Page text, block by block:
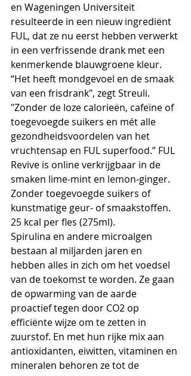
en Wageningen Universiteit
resulteerde in een nieuw ingrediënt
FUL, dat ze nu eerst hebben verwerkt
in een verfrissende drank met een
kenmerkende blauwgroene kleur.
“Het heeft mondgevoel en de smaak
van een frisdrank", zegt Streuli.
"Zonder de loze calorieën, cafeïne of
toegevoegde suikers en mét alle
gezondheidsvoordelen van het
vruchtensap en FUL superfood.” FUL
Revive is online verkrijgbaar in de
smaken lime-mint en lemon-ginger.
Zonder toegevoegde suikers of
kunstmatige geur- of smaakstoffen.
25 kcal per fles (275ml).
Spirulina en andere microalgen
bestaan al miljarden jaren en
hebben alles in zich om het voedsel
van de toekomst te worden. Ze gaan
de opwarming van de aarde
proactief tegen door CO2 op
efficiënte wijze om te zetten in
zuurstof. En met hun rijke mix aan
antioxidanten, eiwitten, vitaminen en
mineralen behoren ze tot de